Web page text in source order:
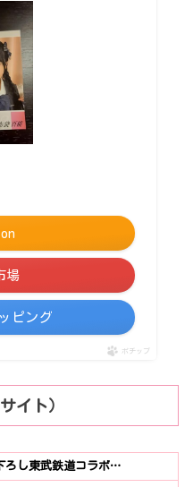
場
ピング
ポチップ
イト）
ろし東武鉄道コラボ…